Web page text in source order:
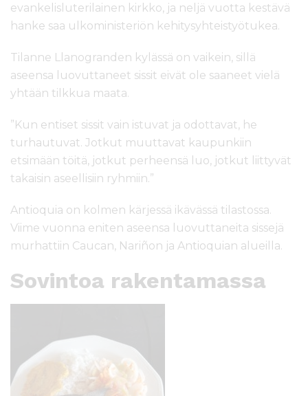
evankelisluterilainen kirkko, ja neljä vuotta kestävä
hanke saa ulkoministeriön kehitysyhteistyötukea.
Tilanne Llanogranden kylässä on vaikein, sillä
aseensa luovuttaneet sissit eivät ole saaneet vielä
yhtään tilkkua maata.
”Kun entiset sissit vain istuvat ja odottavat, he
turhautuvat. Jotkut muuttavat kaupunkiin
etsimään töitä, jotkut perheensä luo, jotkut liittyvät
takaisin aseellisiin ryhmiin.”
Antioquia on kolmen kärjessä ikävässä tilastossa.
Viime vuonna eniten aseensa luovuttaneita sissejä
murhattiin Caucan, Nariñon ja Antioquian alueilla.
Sovintoa rakentamassa